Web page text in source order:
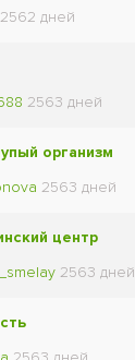
2562 дней
2563 дней
организм
2563 дней
центр
2563 дней